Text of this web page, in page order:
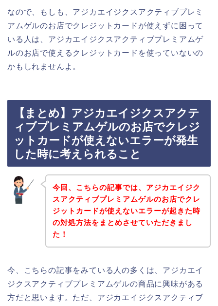
なので、もしも、アジカエイジクスアクティブプレミ
アムゲルのお店でクレジットカードが使えずに困って
いる人は、アジカエイジクスアクティブプレミアムゲ
ルのお店で使えるクレジットカードを使っていないの
かもしれませんよ。
【まとめ】アジカエイジクスアクテ
ィブプレミアムゲルのお店でクレジ
ットカードが使えないエラーが発生
した時に考えられること
今回、こちらの記事では、アジカエイジク
スアクティブプレミアムゲルのお店でクレ
ジットカードが使えないエラーが起きた時
の対処方法をまとめさせていただきまし
た！
今、こちらの記事をみている人の多くは、アジカエイ
ジクスアクティブプレミアムゲルの商品に興味がある
方だと思います。ただ、アジカエイジクスアクティブ